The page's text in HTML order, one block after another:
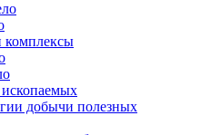
комплексы
добычи полезных